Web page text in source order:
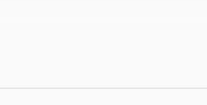
た新しい客室で、特別な時間